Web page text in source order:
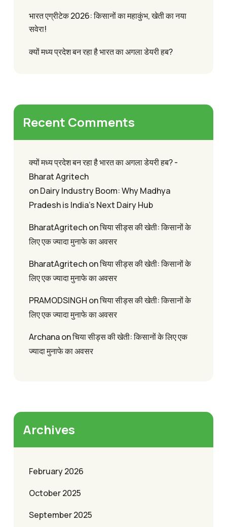
भारत एग्रीटेक 2026: किसानों का महाकुंभ, खेती का नया
सवेरा!
क्यों मध्य प्रदेश बन रहा है भारत का अगला डेयरी हब?
Recent Comments
क्यों मध्य प्रदेश बन रहा है भारत का अगला डेयरी हब? -
Bharat Agritech
onDairy Industry Boom: Why Madhya
Pradesh is India’s Next Dairy Hub
BharatAgritechonचिया सीड्स की खेती: किसानों के
लिए एक ज्यादा मुनाफे का अवसर
BharatAgritechonचिया सीड्स की खेती: किसानों के
लिए एक ज्यादा मुनाफे का अवसर
PRAMODSINGH onचिया सीड्स की खेती: किसानों के
लिए एक ज्यादा मुनाफे का अवसर
Archanaonचिया सीड्स की खेती: किसानों के लिए एक
ज्यादा मुनाफे का अवसर
Archives
February 2026
October 2025
September 2025